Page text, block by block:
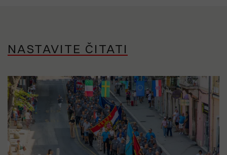
NASTAVITE ČITATI